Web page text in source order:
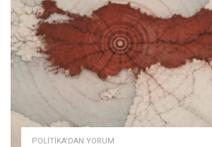
POLITIKA'DAN YORUM